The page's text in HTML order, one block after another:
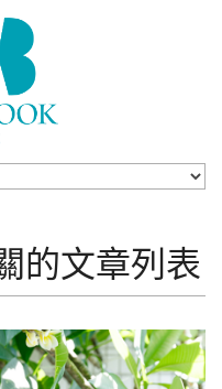
的文章列表